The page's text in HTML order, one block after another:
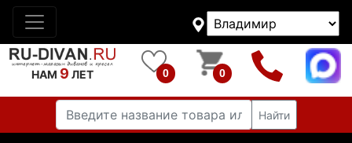
НАМ 9 ЛЕТ 0 0
Найти